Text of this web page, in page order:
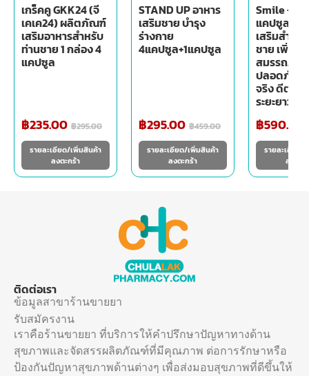
เกร็คคู GKK24 (จี
เคเค24) ผลิตภัณฑ์
เสริมอาหารสำหรับ
ท่านชาย 1 กล่อง 4
แคปซูล
฿235.00 ฿295.00
รายละเอียด/เพิ่มสินค้า
ลงตะกร้า
STAND UP อาหาร
เสริมชาย บำรุง
ร่างกาย
4แคปซูล+1แคปซูล
฿295.00 ฿459.00
รายละเอียด/เพิ่มสินค้า
ลงตะกร้า
Smile -
แคปซูล) อา
เสริมสำหรั
ชาย เพิ่ม
สมรรถภา
ปลอดภัย เ
จริง ดีต่อสุ
ระยะยาว
฿590.00
รายละเอียด/
ลงตะก
ติดต่อเรา
ข้อมูลสาขาร้านขายยา
รับสมัครงาน
เราคือร้านขายยา ที่บริการให้คำปรึกษาปัญหาทางด้าน
สุขภาพและจัดสรรผลิตภัณฑ์ที่มีคุณภาพ ต่อการรักษาหรือ
ป้องกันปัญหาสุขภาพด้านต่างๆ เพื่อส่งมอบสุขภาพที่ดีขึ้นให้